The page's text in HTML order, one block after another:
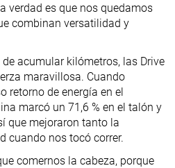
verdad es que nos quedamos
combinan versatilidad y
acumular kilómetros, las Drive
maravillosa. Cuando
retorno de energía en el
marcó un 71,6 % en el talón y
que mejoraron tanto la
cuando nos tocó correr.
comernos la cabeza, porque